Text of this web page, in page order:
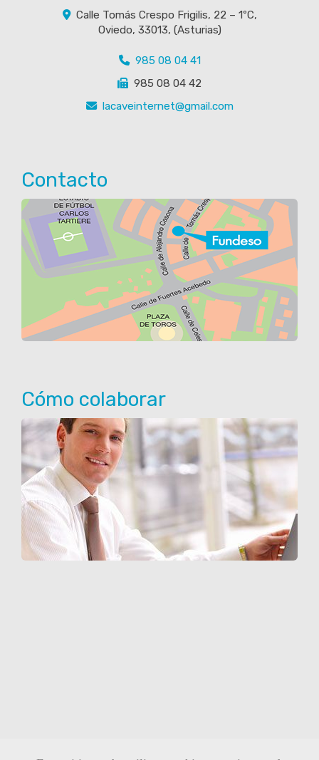
Calle Tomás Crespo Frigilis, 22 – 1ºC,
Oviedo, 33013, (Asturias)
985 08 04 41
985 08 04 42
lacaveinternet
gmail.com
Contacto
Cómo colaborar